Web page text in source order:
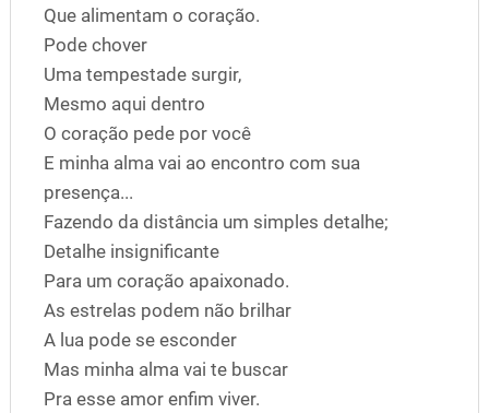
Que alimentam o coração.
Pode chover
Uma tempestade surgir,
Mesmo aqui dentro
O coração pede por você
E minha alma vai ao encontro com sua
presença...
Fazendo da distância um simples detalhe;
Detalhe insignificante
Para um coração apaixonado.
As estrelas podem não brilhar
A lua pode se esconder
Mas minha alma vai te buscar
Pra esse amor enfim viver.